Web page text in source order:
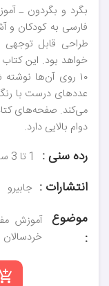
بگرد و بگردون ـ
فارسی به کودکان و
طراحی قابل توجهی
۱۰ روی آن‌ها
عددهای درست با
می‌کند. صفحه‌های
دوام بالایی دارد.
رده سنی : 1 تا 3 سال
انتشارات : جابیرو
موضوع
:
آموزش
خردسالان